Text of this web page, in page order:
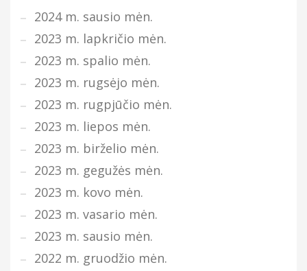
2024 m. sausio mėn.
2023 m. lapkričio mėn.
2023 m. spalio mėn.
2023 m. rugsėjo mėn.
2023 m. rugpjūčio mėn.
2023 m. liepos mėn.
2023 m. birželio mėn.
2023 m. gegužės mėn.
2023 m. kovo mėn.
2023 m. vasario mėn.
2023 m. sausio mėn.
2022 m. gruodžio mėn.